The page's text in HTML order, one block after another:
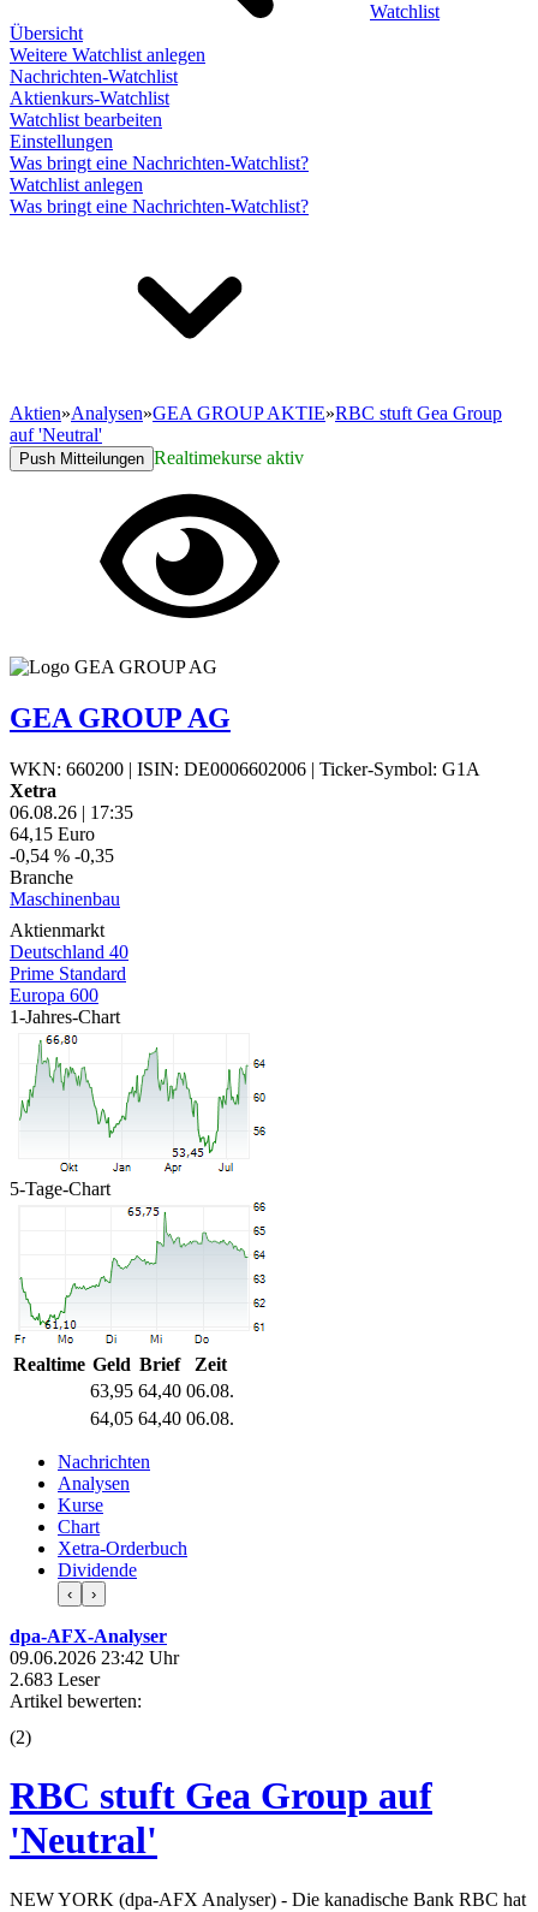
Watchlist
Übersicht
Weitere Watchlist anlegen
Nachrichten-Watchlist
Aktienkurs-Watchlist
Watchlist bearbeiten
Einstellungen
Was bringt eine Nachrichten-Watchlist?
Watchlist anlegen
Was bringt eine Nachrichten-Watchlist?
Aktien»Analysen»GEA GROUP AKTIE»RBC stuft Gea Group
auf 'Neutral'
Push Mitteilungen Realtimekurse aktiv
GEA GROUP AG
WKN: 660200 | ISIN: DE0006602006 | Ticker-Symbol: G1A
Xetra
06.08.26 | 17:35
64,15 Euro
-0,54 % -0,35
Branche
Maschinenbau
Aktienmarkt
Deutschland 40
Prime Standard
Europa 600
1-Jahres-Chart
5-Tage-Chart
Realtime Geld Brief
Zeit
63,95 64,40 06.08.
64,05 64,40 06.08.
Nachrichten
Analysen
Kurse
Chart
Xetra-Orderbuch
Dividende
‹ ›
dpa-AFX-Analyser
09.06.2026 23:42 Uhr
2.683 Leser
Artikel bewerten:
(2)
RBC stuft Gea Group auf
'Neutral'
NEW YORK (dpa-AFX Analyser) - Die kanadische Bank RBC hat